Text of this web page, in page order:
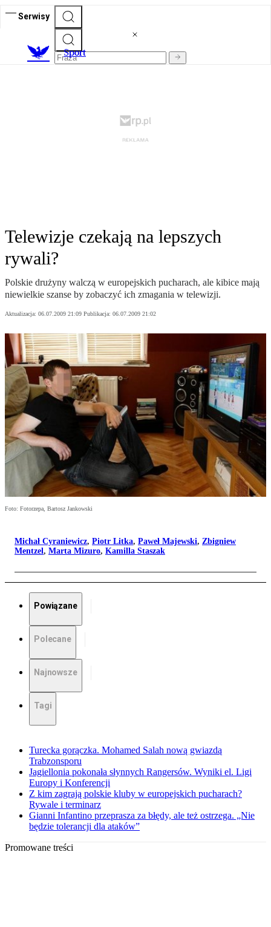
Serwisy
Sport
Telewizje czekają na lepszych
rywali?
Polskie drużyny walczą w europejskich pucharach, ale kibice mają
niewielkie szanse by zobaczyć ich zmagania w telewizji.
Aktualizacja: 06.07.2009 21:09 Publikacja: 06.07.2009 21:02
Foto: Fotorzepa, Bartosz Jankowski
Michał Cyraniewicz, Piotr Litka, Paweł Majewski, Zbigniew
Mentzel, Marta Mizuro, Kamilla Staszak
Powiązane
Polecane
Najnowsze
Tagi
Turecka gorączka. Mohamed Salah nową gwiazdą
Trabzonsporu
Jagiellonia pokonała słynnych Rangersów. Wyniki el. Ligi
Europy i Konferencji
Z kim zagrają polskie kluby w europejskich pucharach?
Rywale i terminarz
Gianni Infantino przeprasza za błędy, ale też ostrzega. „Nie
będzie tolerancji dla ataków”
Promowane treści